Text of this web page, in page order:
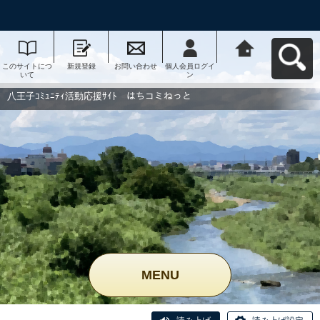
このサイトにつ
いて
新規登録 お問い合わせ
個人会員ログイ
ン
動応援ｻｲﾄ はち
コミねっとへ戻
八王子ｺﾐｭﾆﾃｨ活動応援ｻｲﾄ はちコミねっと
MENU